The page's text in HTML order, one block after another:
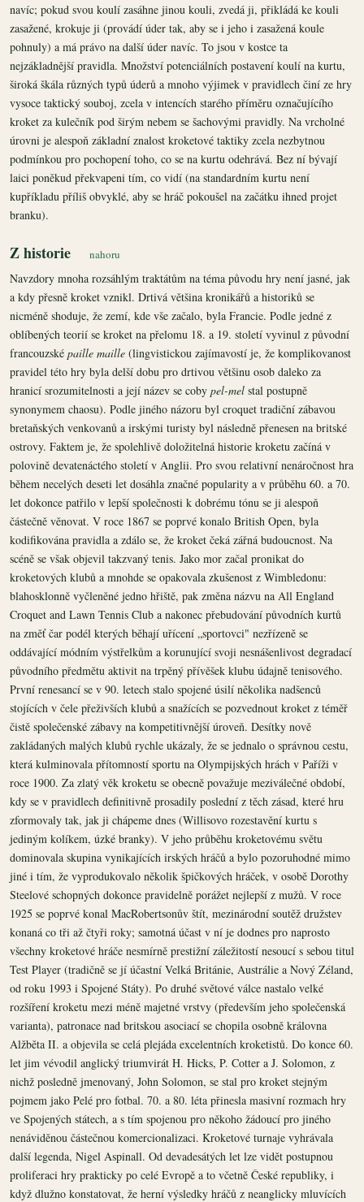
navíc; pokud svou koulí zasáhne jinou kouli, zvedá ji, přikládá ke kouli
zasažené, krokuje ji (provádí úder tak, aby se i jeho i zasažená koule
pohnuly) a má právo na další úder navíc. To jsou v kostce ta
nejzákladnější pravidla. Množství potenciálních postavení koulí na kurtu,
široká škála různých typů úderů a mnoho výjimek v pravidlech činí ze hry
vysoce taktický souboj, zcela v intencích starého příměru označujícího
kroket za kulečník pod širým nebem se šachovými pravidly. Na vrcholné
úrovni je alespoň základní znalost kroketové taktiky zcela nezbytnou
podmínkou pro pochopení toho, co se na kurtu odehrává. Bez ní bývají
laici poněkud překvapeni tím, co vidí (na standardním kurtu není
kupříkladu příliš obvyklé, aby se hráč pokoušel na začátku ihned projet
branku).
Z historie nahoru
Navzdory mnoha rozsáhlým traktátům na téma původu hry není jasné, jak
a kdy přesně kroket vznikl. Drtivá většina kronikářů a historiků se
nicméně shoduje, že zemí, kde vše začalo, byla Francie. Podle jedné z
oblíbených teorií se kroket na přelomu 18. a 19. století vyvinul z původní
francouzské paille maille (lingvistickou zajímavostí je, že komplikovanost
pravidel této hry byla delší dobu pro drtivou většinu osob daleko za
hranicí srozumitelnosti a její název se coby pel-mel stal postupně
synonymem chaosu). Podle jiného názoru byl croquet tradiční zábavou
bretaňských venkovanů a irskými turisty byl následně přenesen na britské
ostrovy. Faktem je, že spolehlivě doložitelná historie kroketu začíná v
polovině devatenáctého století v Anglii. Pro svou relativní nenáročnost hra
během necelých deseti let dosáhla značné popularity a v průběhu 60. a 70.
let dokonce patřilo v lepší společnosti k dobrému tónu se ji alespoň
částečně věnovat. V roce 1867 se poprvé konalo British Open, byla
kodifikována pravidla a zdálo se, že kroket čeká zářná budoucnost. Na
scéně se však objevil takzvaný tenis. Jako mor začal pronikat do
kroketových klubů a mnohde se opakovala zkušenost z Wimbledonu:
blahosklonně vyčleněné jedno hřiště, pak změna názvu na All England
Croquet and Lawn Tennis Club a nakonec přebudování původních kurtů
na změť čar podél kterých běhají uřícení „sportovci" nezřízeně se
oddávající módním výstřelkům a korunující svoji nesnášenlivost degradací
původního předmětu aktivit na trpěný přívěšek klubu údajně tenisového.
První renesancí se v 90. letech stalo spojené úsilí několika nadšenců
stojících v čele přeživších klubů a snažících se pozvednout kroket z téměř
čistě společenské zábavy na kompetitivnější úroveň. Desítky nově
zakládaných malých klubů rychle ukázaly, že se jednalo o správnou cestu,
která kulminovala přítomností sportu na Olympijských hrách v Paříži v
roce 1900. Za zlatý věk kroketu se obecně považuje meziválečné období,
kdy se v pravidlech definitivně prosadily poslední z těch zásad, které hru
zformovaly tak, jak ji chápeme dnes (Willisovo rozestavění kurtu s
jediným kolíkem, úzké branky). V jeho průběhu kroketovému světu
dominovala skupina vynikajících irských hráčů a bylo pozoruhodné mimo
jiné i tím, že vyprodukovalo několik špičkových hráček, v osobě Dorothy
Steelové schopných dokonce pravidelně porážet nejlepší z mužů. V roce
1925 se poprvé konal MacRobertsonův štít, mezinárodní soutěž družstev
konaná co tři až čtyři roky; samotná účast v ní je dodnes pro naprosto
všechny kroketové hráče nesmírně prestižní záležitostí nesoucí s sebou titul
Test Player (tradičně se jí účastní Velká Británie, Austrálie a Nový Zéland,
od roku 1993 i Spojené Státy). Po druhé světové válce nastalo velké
rozšíření kroketu mezi méně majetné vrstvy (především jeho společenská
varianta), patronace nad britskou asociací se chopila osobně královna
Alžběta II. a objevila se celá plejáda excelentních kroketistů. Do konce 60.
let jim vévodil anglický triumvirát H. Hicks, P. Cotter a J. Solomon, z
nichž posledně jmenovaný, John Solomon, se stal pro kroket stejným
pojmem jako Pelé pro fotbal. 70. a 80. léta přinesla masivní rozmach hry
ve Spojených státech, a s tím spojenou pro někoho žádoucí pro jiného
nenáviděnou částečnou komercionalizaci. Kroketové turnaje vyhrávala
další legenda, Nigel Aspinall. Od devadesátých let lze vidět postupnou
proliferaci hry prakticky po celé Evropě a to včetně České republiky, i
když dlužno konstatovat, že herní výsledky hráčů z neanglicky mluvících